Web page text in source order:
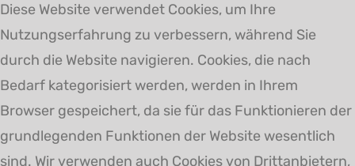
Diese Website verwendet Cookies, um Ihre
Nutzungserfahrung zu verbessern, während Sie
durch die Website navigieren. Cookies, die nach
Bedarf kategorisiert werden, werden in Ihrem
Browser gespeichert, da sie für das Funktionieren der
grundlegenden Funktionen der Website wesentlich
sind. Wir verwenden auch Cookies von Drittanbietern,